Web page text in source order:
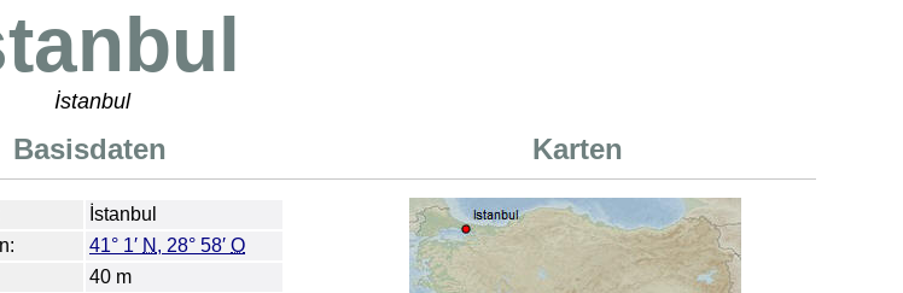
İstanbul
Basisdaten
İstanbul
41° 1′ N , 28° 58′ O
40 m
Karten